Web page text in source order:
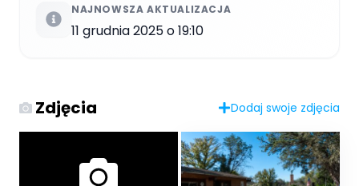
NAJNOWSZA AKTUALIZACJA
11 grudnia 2025 o 19:10
Zdjęcia Dodaj swoje zdjęcia